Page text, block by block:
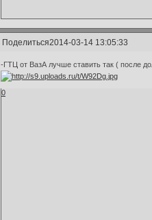
Поделиться2014-03-14 13:05:33
-ГТЦ от ВазА лучше ставить так ( после
0